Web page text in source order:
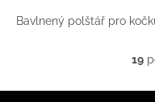
Bavlnený polštář pro
19